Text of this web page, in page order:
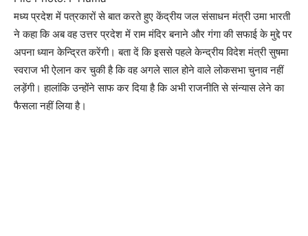
मध्य प्रदेश में पत्रकारों से बात करते हुए केंद्रीय जल संसाधन मंत्री उमा भारती
ने कहा कि अब वह उत्तर प्रदेश में राम मंदिर बनाने और गंगा की सफाई के मुद्दे पर
अपना ध्यान केन्द्रित करेंगी। बता दें कि इससे पहले केन्द्रीय विदेश मंत्री सुषमा
स्वराज भी ऐलान कर चुकी है कि वह अगले साल होने वाले लोकसभा चुनाव नहीं
लड़ेंगी। हालांकि उन्होंने साफ कर दिया है कि अभी राजनीति से संन्यास लेने का
फैसला नहीं लिया है।